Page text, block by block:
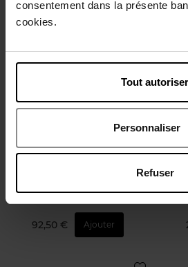
consentement dans la présente
cookies.
Tout autoriser
Personnaliser
Refuser
Forever Wanted Absolu
Eau de parfum
92,50 € Ajouter